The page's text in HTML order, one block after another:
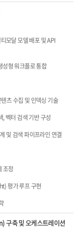
모달 모델 배포 및 API
형 워크플로 통합
츠 수집 및 인덱싱 기술
벡터 검색 기반 구성
및 검색 파이프라인 연결
조정
평가 루프 구현
구축 및 오케스트레이션